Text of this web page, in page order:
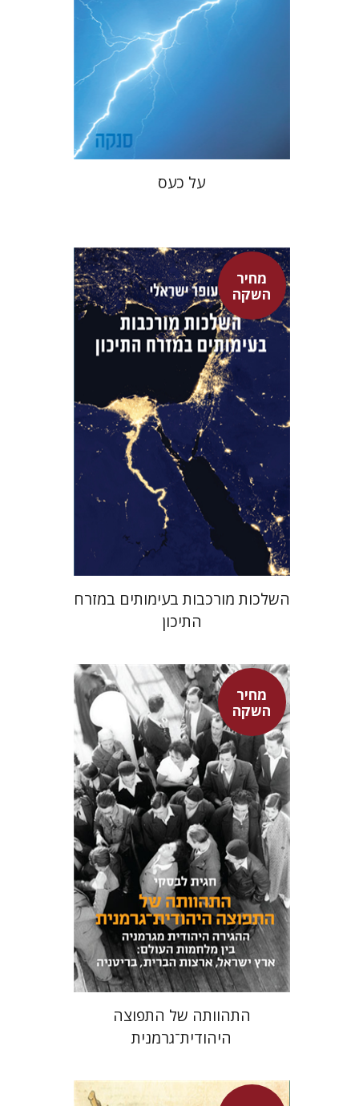
מחיר השקה
על כעס
מחיר
השקה
עופר ישראלי
גיא הרלינג
מחיר השקה
$29
השלכות מורכבות בעימותים במזרח
התיכון
מחיר
השקה
חגית לבסקי
מאירה טורצקי
מחיר השקה
$34
$24
התהוותה של התפוצה
היהודית־גרמנית